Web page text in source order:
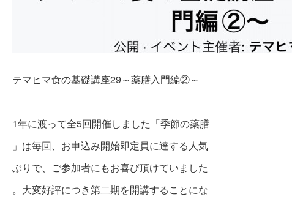
テマヒマ食の基礎講座29～薬膳入門編②～
1年に渡って全5回開催しました「季節の薬膳
」は毎回、お申込み開始即定員に達する人気
ぶりで、ご参加者にもお喜び頂けていました
。大変好評につき第二期を開講することにな